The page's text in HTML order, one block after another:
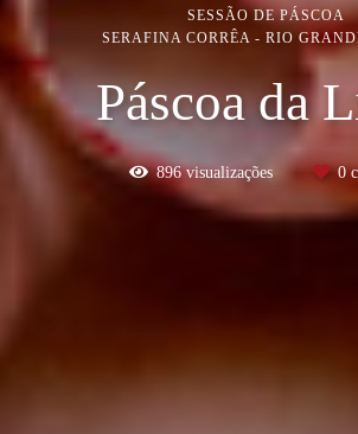
SESSÃO DE PÁSCOA
SERAFINA CORRÊA - RIO
Páscoa da
896visualizações 0